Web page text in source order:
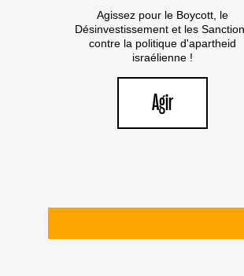
Agissez pour le Boycott, le
Désinvestissement et les
contre la politique d'apartheid
israélienne !
Agir